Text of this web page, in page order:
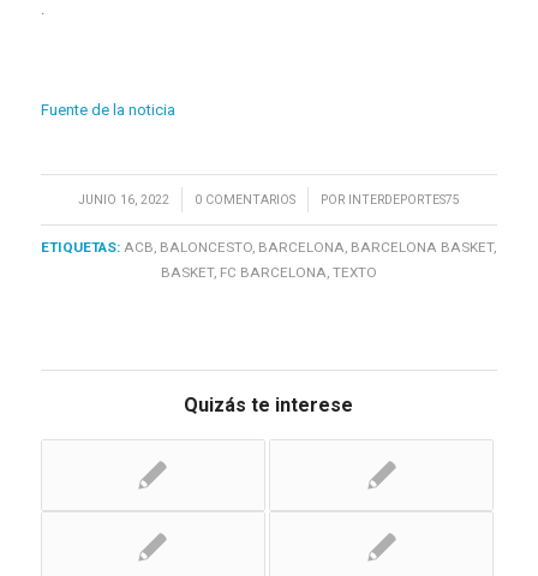
Fuente de la noticia
JUNIO 16, 2022
/ 0 COMENTARIOS
/ POR INTERDEPORTES75
ETIQUETAS: ACB BALONCESTO BARCELONA BARCELONA BASKET,
BASKET, FC BARCELONA TEXTO
Quizás te interese